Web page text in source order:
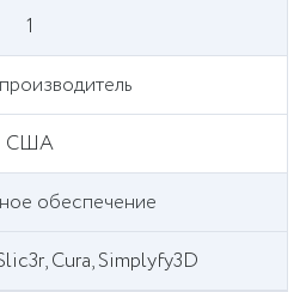
1
США
обеспечение
Cura, Simplyfy3D